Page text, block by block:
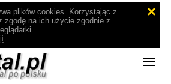
plików cookies. Korzystając z
zgodę na ich użycie zgodnie z
.